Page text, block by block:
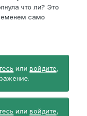
что ли? Это
само
или войдите,
или войдите,